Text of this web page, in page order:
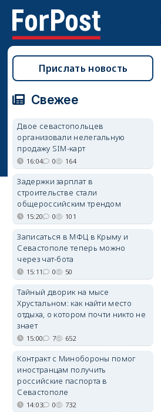
Прислать новость
Свежее
Двое севастопольцев
организовали нелегальную
продажу SIM-карт
16:04 0 164
Задержки зарплат в
строительстве стали
общероссийским трендом
15:20 0 101
Записаться в МФЦ в Крыму и
Севастополе теперь можно
через чат-бота
15:11 0 50
Тайный дворик на мысе
Хрустальном: как найти место
отдыха, о котором почти никто не
знает
15:00 7 652
Контракт с Минобороны помог
иностранцам получить
российские паспорта в
Севастополе
14:03 0 732